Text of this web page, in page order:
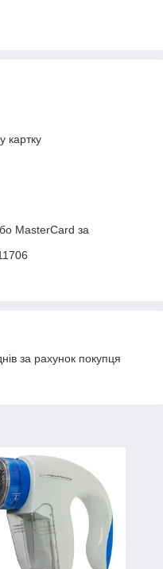
картку
MasterCard за
за рахунок покупця